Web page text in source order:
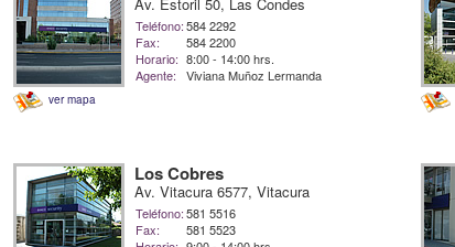
ver mapa
Teléfono:584 2292
Fax:
584 2200
Horario: 8:00 - 14:00 hrs.
Agente:
Viviana Muñoz Lermanda
Los Cobres
Av. Vitacura 6577, Vitacura
Teléfono:581 5516
Fax:
581 5523